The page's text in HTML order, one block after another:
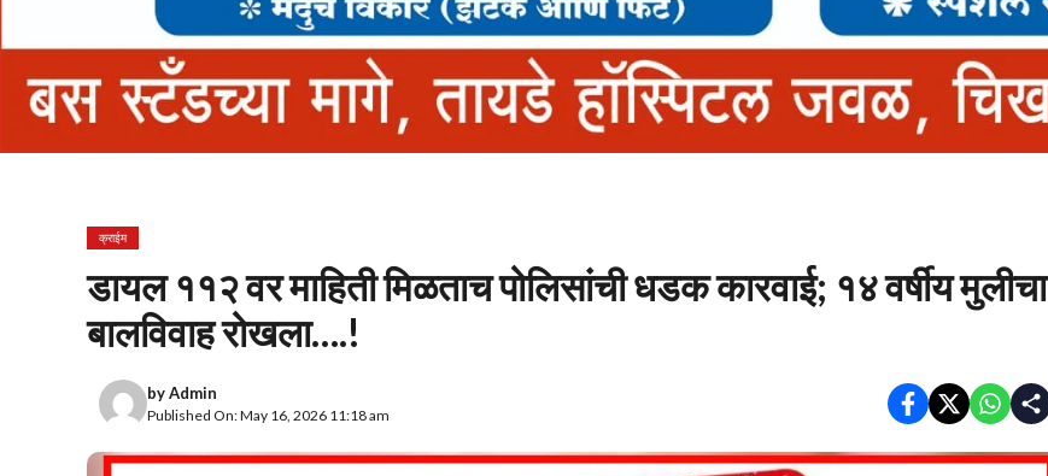
क्राईम
डायल ११२ वर माहिती मिळताच पोलिसांची धडक कारवाई; १४ वर्षीय मुलीचा
बालविवाह रोखला….!
byAdmin
Published On: May 16, 2026 11:18 am